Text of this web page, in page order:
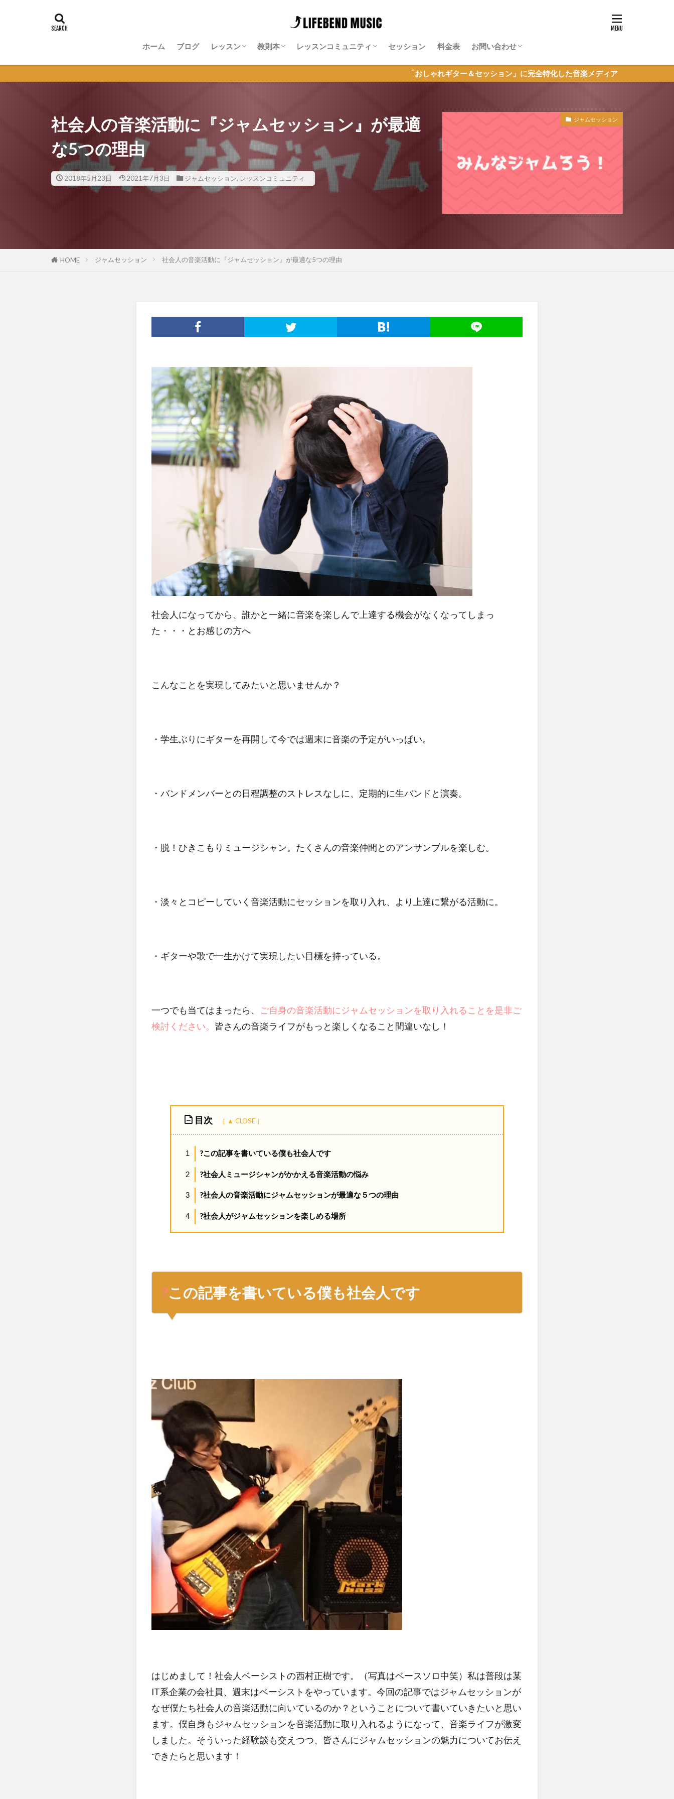
ホーム ブログ レッスン 教則本 レッスンコミュニティ
神田リョウ「神田式ゆるふわドラム塾オ
ンライン」
セッション 料金表 お問い合わせ
体験レッスン申し込み
超初心者JAM参加申し込み
その他のお問い合わせ
「おしゃれギター＆セッション」に完全特化した音楽メディア
社会人の音楽活動に『ジャムセッション』が最適
な5つの理由
2018年5月23日 2021年7月3日 ジャムセッション, レッスンコミュニティ
ジャムセッション
HOME ジャムセッション 社会人の音楽活動に『ジャムセッション』が最適な5つの理由
社会人になってから、誰かと一緒に音楽を楽しんで上達する機会がなくなってしまっ
た・・・とお感じの方へ
こんなことを実現してみたいと思いませんか？
・学生ぶりにギターを再開して今では週末に音楽の予定がいっぱい。
・バンドメンバーとの日程調整のストレスなしに、定期的に生バンドと演奏。
・脱！ひきこもりミュージシャン。たくさんの音楽仲間とのアンサンブルを楽しむ。
・淡々とコピーしていく音楽活動にセッションを取り入れ、より上達に繋がる活動に。
・ギターや歌で一生かけて実現したい目標を持っている。
一つでも当てはまったら、 ご自身の音楽活動にジャムセッションを取り入れることを是非ご
検討ください。 皆さんの音楽ライフがもっと楽しくなること間違いなし！
目次
1 ?この記事を書いている僕も社会人です
2 ?社会人ミュージシャンがかかえる音楽活動の悩み
3 ?社会人の音楽活動にジャムセッションが最適な５つの理由
4 ?社会人がジャムセッションを楽しめる場所
?この記事を書いている僕も社会人です
はじめまして！社会人ベーシストの西村正樹です。（写真はベースソロ中笑）私は普段は某
IT系企業の会社員、週末はベーシストをやっています。今回の記事ではジャムセッションが
なぜ僕たち社会人の音楽活動に向いているのか？ということについて書いていきたいと思い
ます。僕自身もジャムセッションを音楽活動に取り入れるようになって、音楽ライフが激変
しました。そういった経験談も交えつつ、皆さんにジャムセッションの魅力についてお伝え
できたらと思います！